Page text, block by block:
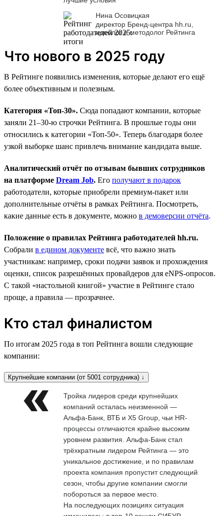
Нина Осовицкая
директор Бренд-центра hh.ru,
идеолог и методолог Рейтинга
Что нового в 2025 году
В Рейтинге появились изменения, которые делают его ещё
более объективным и полезным.
Категория «Топ-30». Сюда попадают компании, которые
заняли 21–30-ю строчки Рейтинга. В прошлые годы они
относились к категории «Топ-50». Теперь благодаря более
узкой выборке шанс привлечь внимание кандидата выше.
Аналитический отчёт по отзывам бывших сотрудников
на платформе Dream Job. Его получают в подарок
работодатели, которые приобрели премиум-пакет или
дополнительные отчёты в рамках Рейтинга. Посмотреть,
какие данные есть в документе, можно в демоверсии отчёта.
Положение о правилах Рейтинга работодателей hh.ru.
Собрали в едином документе всё, что важно знать
участникам: например, сроки подачи заявок и прохождения
оценки, список разрешённых провайдеров для eNPS-опросов.
С такой «настольной книгой» участие в Рейтинге стало
проще, а правила — прозрачнее.
Кто стал финалистом
По итогам 2025 года в топ Рейтинга вошли следующие
компании:
Крупнейшие компании (от 5001 сотрудника) ↓
Тройка лидеров среди крупнейших
компаний осталась неизменной —
Альфа-Банк, ВТБ и X5 Group, чьи HR-
процессы отличаются крайне высоким
уровнем развития. Альфа-Банк стал
трёхкратным лидером Рейтинга — это
уникальное достижение, и по правилам
проекта компания пропустит следующий
сезон, чтобы другие компании смогли
побороться за первое место.
На последующих позициях ситуация